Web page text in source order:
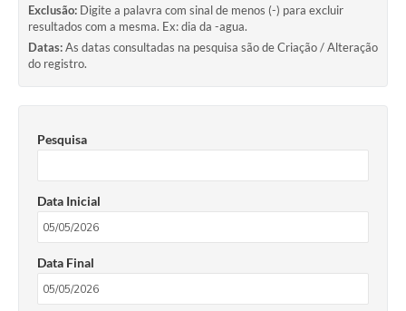
Exclusão: Digite a palavra com sinal de menos (-) para excluir
resultados com a mesma. Ex: dia da -agua.
Datas:As datas consultadas na pesquisa são de Criação / Alteração
do registro.
Pesquisa
Data Inicial
Data Final